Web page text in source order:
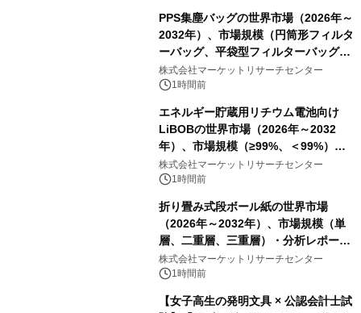
PPS集塵バッグの世界市場（2026年～
2032年）、市場規模（円筒形フィルタ
ーバッグ、平袋型フィルターバッグ、
プリーツフィルターバッグ、その
他）・分析レポートを発表
株式会社マーケットリサーチセンター
1時間前
エネルギー貯蔵用リチウム電池向け
LiBOBの世界市場（2026年～2032
年）、市場規模（≥99%、＜99%）・
分析レポートを発表
株式会社マーケットリサーチセンター
1時間前
折り畳み式段ボール紙の世界市場
（2026年～2032年）、市場規模（単
層、二重層、三重層）・分析レポート
を発表
株式会社マーケットリサーチセンター
1時間前
【女子高生の発明文具 × 公認会計士試